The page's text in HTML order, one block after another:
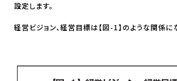
設定します。
経営ビジョン、経営目標は【図-1】のような関係に